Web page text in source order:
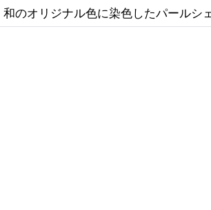
和のオリジナル色に染色したパールシ